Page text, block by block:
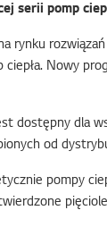
serii pomp
rynku
ciepła. Nowy
dostępny dla
od
pompy